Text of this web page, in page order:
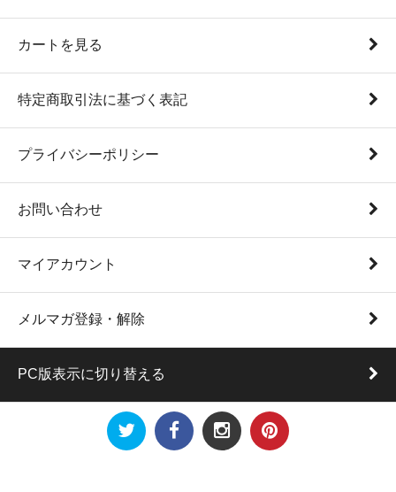
カートを見る
特定商取引法に基づく表記
プライバシーポリシー
お問い合わせ
マイアカウント
メルマガ登録・解除
PC版表示に切り替える